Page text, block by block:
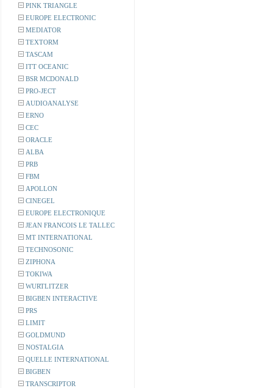
PINK TRIANGLE
EUROPE ELECTRONIC
MEDIATOR
TEXTORM
TASCAM
ITT OCEANIC
BSR MCDONALD
PRO-JECT
AUDIOANALYSE
ERNO
CEC
ORACLE
ALBA
PRB
FBM
APOLLON
CINEGEL
EUROPE ELECTRONIQUE
JEAN FRANCOIS LE TALLEC
MT INTERNATIONAL
TECHNOSONIC
ZIPHONA
TOKIWA
WURTLITZER
BIGBEN INTERACTIVE
PRS
LIMIT
GOLDMUND
NOSTALGIA
QUELLE INTERNATIONAL
BIGBEN
TRANSCRIPTOR